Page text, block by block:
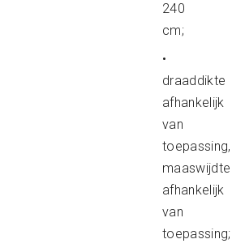
240
cm;
•
draaddikte
afhankelijk
van
toepassing,
maaswijdte
afhankelijk
van
toepassing;